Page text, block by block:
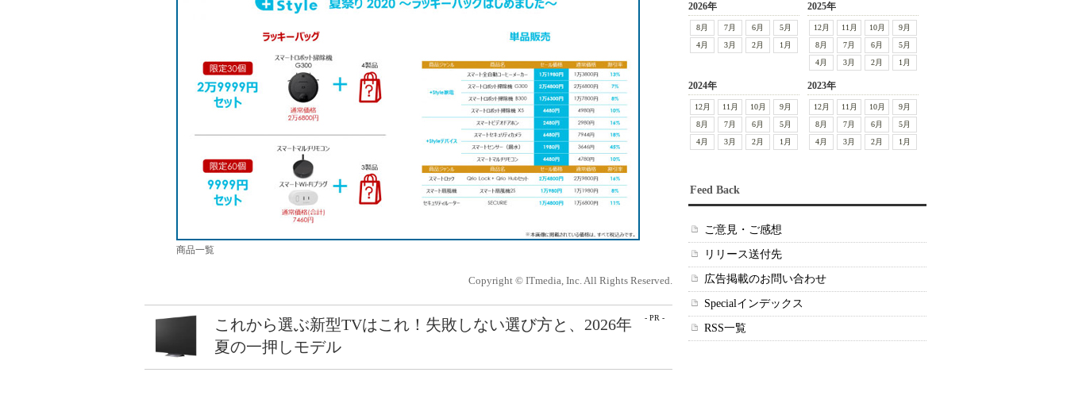
商品一覧
Copyright © ITmedia, Inc. All Rights Reserved.
- PR -
これから選ぶ新型TVはこれ！失敗しない選び方と、2026年
夏の一押しモデル
2026年
8月 7月 6月
5月
4月
3月 2月 1月
2025年
12月 11月 10月
9月
8月
7月 6月
5月
4月
3月 2月 1月
2024年
12月 11月 10月
9月
8月
7月 6月
5月
4月
3月 2月 1月
2023年
12月 11月 10月
9月
8月
7月 6月
5月
4月
3月 2月 1月
Feed Back
ご意見・ご感想
リリース送付先
広告掲載のお問い合わせ
Specialインデックス
RSS一覧